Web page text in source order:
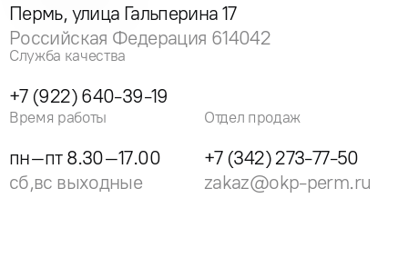
Пермь, улица Гальперина 17
Российская Федерация 614042
Служба качества
+7 (922) 640-39-19
Время работы
пн–пт 8.30–17.00
сб,вс выходные
Отдел продаж
+7 (342) 273-77-50
zakaz@okp-perm.ru